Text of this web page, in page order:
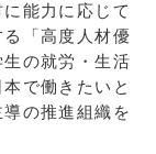
能力に応じて
「高度人材優
の就労・生活
で働きたいと
の推進組織を